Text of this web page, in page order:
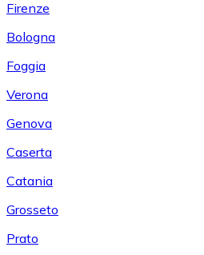
Firenze
Bologna
Foggia
Verona
Genova
Caserta
Catania
Grosseto
Prato